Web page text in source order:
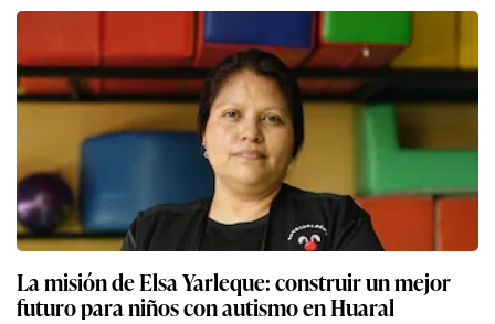
La misión de Elsa Yarleque: construir un mejor
futuro para niños con autismo en Huaral